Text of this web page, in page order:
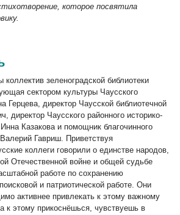
которое посвятила
коллектив зеленоградской библиотеки
сектором культуры Чаусского
Герцева, директор Чаусской библиотечной
директор Чаусского районного историко-
Казакова и помощник благочинного
Гавриш. Приветствуя
коллеги говорили о единстве народов,
Отечественной войне и общей судьбе
работе по сохранению
и патриотической работе. Они
активнее привлекать к этому важному
к этому прикоснёшься, чувствуешь в